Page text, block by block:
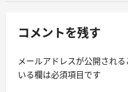
シ
ン
コメントを残す
メールアドレスが公開される
いる欄は必須項目です